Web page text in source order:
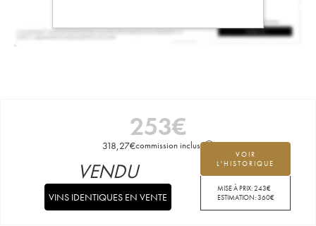
253€
318,27€commission incluse
VOIR
L'HISTORIQUE
MISE À PRIX:243€
ESTIMATION:360€
VENDU
VINS IDENTIQUES EN VENTE